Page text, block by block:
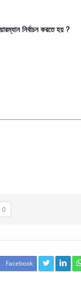
নির্বাচন করতে হয় ?
0
Facebook